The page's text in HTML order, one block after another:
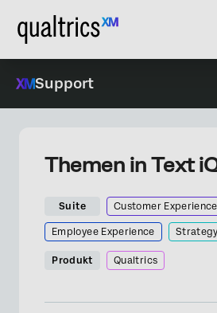
Support
Themen in Text
Suite Customer Experience
Employee Experience
Produkt Qualtrics